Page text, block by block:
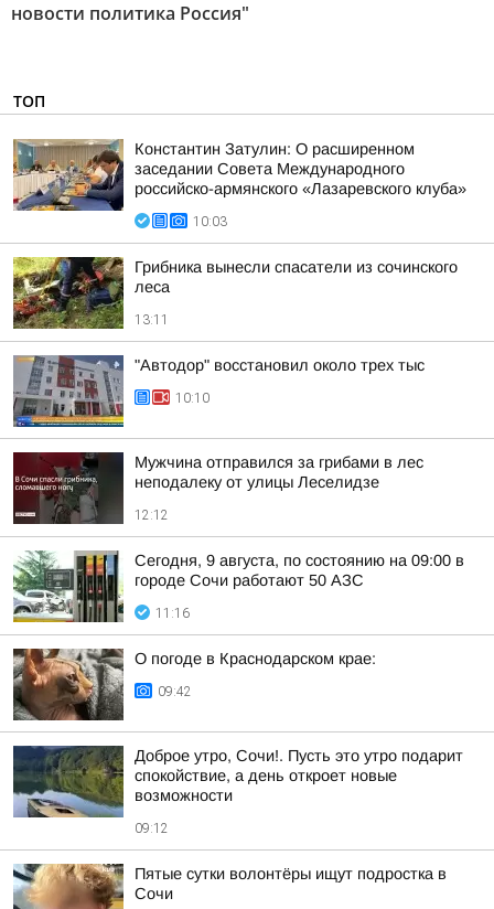
новости политика Россия"
ТОП
Константин Затулин: О расширенном
заседании Совета Международного
российско-армянского «Лазаревского клуба»
10:03
Грибника вынесли спасатели из сочинского
леса
13:11
"Автодор" восстановил около трех тыс
10:10
Мужчина отправился за грибами в лес
неподалеку от улицы Леселидзе
12:12
Сегодня, 9 августа, по состоянию на 09:00 в
городе Сочи работают 50 АЗС
11:16
О погоде в Краснодарском крае:
09:42
Доброе утро, Сочи!. Пусть это утро подарит
спокойствие, а день откроет новые
возможности
09:12
Пятые сутки волонтёры ищут подростка в
Сочи